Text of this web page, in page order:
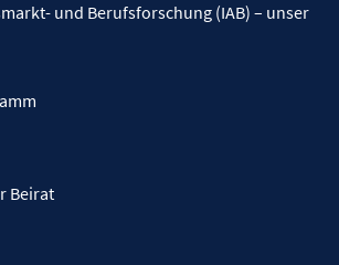
und Berufsforschung (IAB) – unser
Beirat